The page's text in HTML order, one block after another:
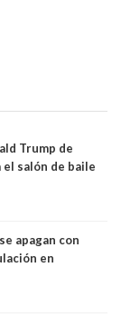
Trump de
salón de baile
apagan con
en
PUC